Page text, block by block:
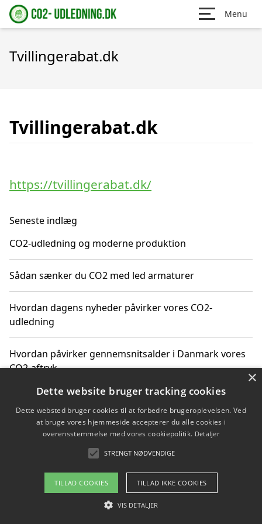
Menu
Tvillingerabat.dk
Tvillingerabat.dk
https://tvillingerabat.dk/
Seneste indlæg
CO2-udledning og moderne produktion
Sådan sænker du CO2 med led armaturer
Hvordan dagens nyheder påvirker vores CO2-
udledning
Hvordan påvirker gennemsnitsalder i Danmark vores
CO2-aftryk
Hvordan nyheder om CO2-udledning påvirker vores
hverdag
Om / kontakt
Blog Betingelser
×
Dette website bruger tracking cookies
Dette websted bruger cookies til at forbedre brugeroplevelsen. Ved
at bruge vores hjemmeside accepterer du alle cookies i
overensstemmelse med vores cookiepolitik. Detaljer
STRENGT NØDVENDIGE
TILLAD COOKIES TILLAD IKKE COOKIES
VIS DETALJER